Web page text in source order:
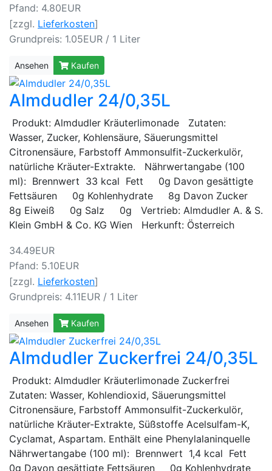
Pfand: 4.80EUR
[zzgl. Lieferkosten]
Grundpreis: 1.05EUR / 1 Liter
Ansehen Kaufen
Almdudler 24/0,35L
Produkt: Almdudler Kräuterlimonade Zutaten:
Wasser, Zucker, Kohlensäure, Säuerungsmittel
Citronensäure, Farbstoff Ammonsulfit-Zuckerkulör,
natürliche Kräuter-Extrakte. Nährwertangabe (100
ml): Brennwert 33 kcal Fett 0g Davon gesättigte
Fettsäuren 0g Kohlenhydrate 8g Davon Zucker
8g Eiweiß 0g Salz 0g Vertrieb: Almdudler A. & S.
Klein GmbH & Co. KG Wien Herkunft: Österreich
34.49EUR
Pfand: 5.10EUR
[zzgl. Lieferkosten]
Grundpreis: 4.11EUR / 1 Liter
Ansehen Kaufen
Almdudler Zuckerfrei 24/0,35L
Produkt: Almdudler Kräuterlimonade Zuckerfrei
Zutaten: Wasser, Kohlendioxid, Säuerungsmittel
Citronensäure, Farbstoff Ammonsulfit-Zuckerkulör,
natürliche Kräuter-Extrakte, Süßstoffe Acelsulfam-K,
Cyclamat, Aspartam. Enthält eine Phenylalaninquelle
Nährwertangabe (100 ml): Brennwert 1,4 kcal Fett
0g Davon gesättigte Fettsäuren 0g Kohlenhydrate